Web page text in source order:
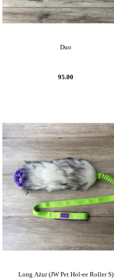
Duo
95.00
Long Ażur (JW Pet Hol-ee Roller S)